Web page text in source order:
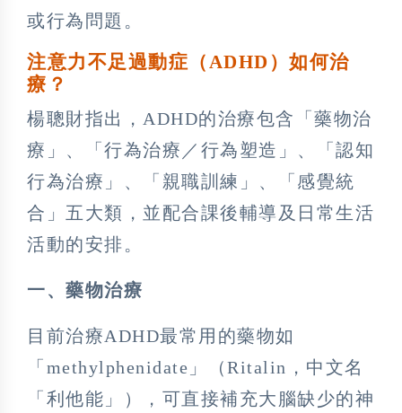
或行為問題。
注意力不足過動症（ADHD）如何治
療？
楊聰財指出，ADHD的治療包含「藥物治
療」、「行為治療／行為塑造」、「認知
行為治療」、「親職訓練」、「感覺統
合」五大類，並配合課後輔導及日常生活
活動的安排。
一、藥物治療
目前治療ADHD最常用的藥物如
「methylphenidate」（Ritalin，中文名
「利他能」），可直接補充大腦缺少的神